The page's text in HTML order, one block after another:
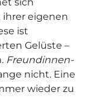
ihrer eigenen
ist
Gelüste –
Freundinnen-
nicht. Eine
wieder zu